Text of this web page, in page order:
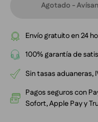
Agotado -
Envío gratuito en 24
100% garantía de
Sin tasas aduaneras,
Pagos seguros con
Sofort, Apple Pay y